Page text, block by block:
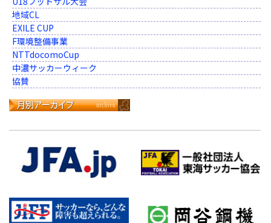
地域CL
EXILE CUP
F環境整備事業
NTTdocomoCup
中濃サッカーウィーク
協賛